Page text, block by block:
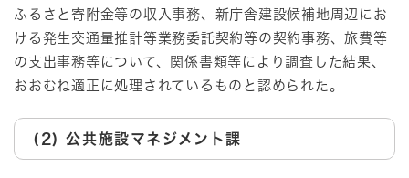
ふるさと寄附金等の収入事務、新庁舎建設候補地周辺にお
ける発生交通量推計等業務委託契約等の契約事務、旅費等
の支出事務等について、関係書類等により調査した結果、
おおむね適正に処理されているものと認められた。
(2) 公共施設マネジメント課